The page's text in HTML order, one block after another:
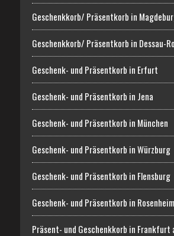
Geschenkkorb/ Präsentkorb in
Geschenkkorb/ Präsentkorb in Dessau-
Geschenk- und Präsentkorb in Erfurt
Geschenk- und Präsentkorb in Jena
Geschenk- und Präsentkorb in München
Geschenk- und Präsentkorb in Würzburg
Geschenk- und Präsentkorb in Flensburg
Geschenk- und Präsentkorb in Rosenheim
Präsent- und Geschenkkorb in Frankfurt